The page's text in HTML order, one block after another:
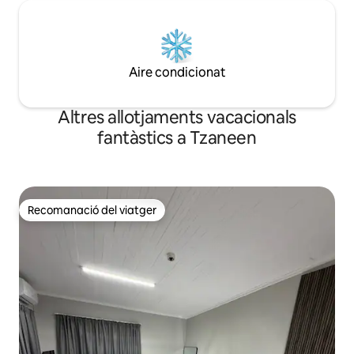
Aire condicionat
Altres allotjaments vacacionals
fantàstics a Tzaneen
Recomanació del viatger
Recomanació del viatger